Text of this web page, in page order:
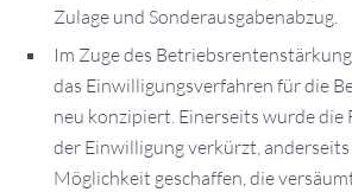
Zulage und Sonderausgabenabzug.
Im Zuge des
das Einwilligungsverfahren für die
neu konzipiert. Einerseits wurde die
der Einwilligung verkürzt,
Möglichkeit geschaffen, die